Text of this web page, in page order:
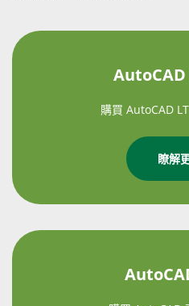
AutoCAD
購買 AutoCAD
瞭解